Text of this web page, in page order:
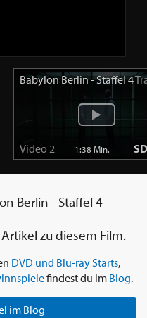
Babylon Berlin - Staffel 4
Video 2 1:38 Min.
Berlin - Staffel 4
zu diesem Film.
DVD und Blu-ray Starts,
findest du im Blog.
im Blog